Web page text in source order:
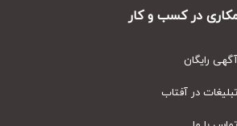
در کسب و کار
رایگان
در آفتاب